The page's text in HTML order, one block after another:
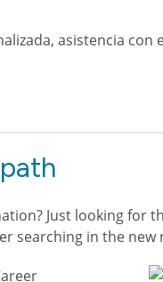
asistencia
Just looking for
searching in the new